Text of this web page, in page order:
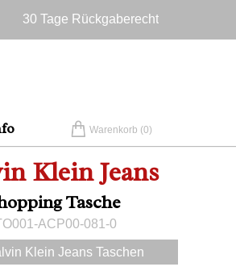
30 Tage Rückgaberecht
Warenkorb (0)
Klein Jeans
Tasche
ACP00-081-0
Klein Jeans Taschen